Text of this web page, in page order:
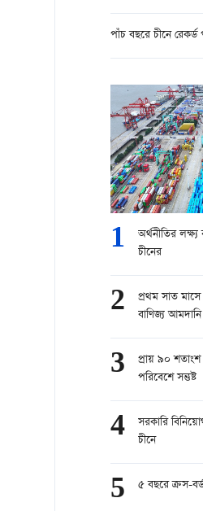
পাঁচ বছরে চীনে রেকর্ড
1
অর্থনীতির
চীনের
2
প্রথম সাত
বাণিজ্য
3
প্রায় ৯০ শতাংশ
পরিবেশে সন্তুষ্ট
4
সরকারি
চীনে
5 ৫ বছরে ক্রস-